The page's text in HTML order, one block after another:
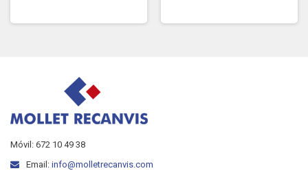
Móvil: 672 10 49 38
Email: info@molletrecanvis.com